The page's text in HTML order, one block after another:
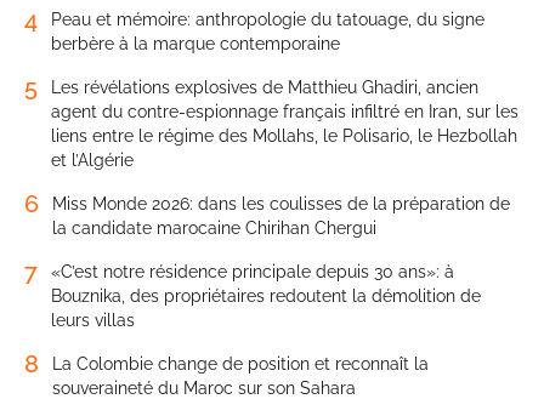
4
Peau et mémoire: anthropologie du tatouage, du signe
berbère à la marque contemporaine
5
Les révélations explosives de Matthieu Ghadiri, ancien
agent du contre-espionnage français infiltré en Iran, sur les
liens entre le régime des Mollahs, le Polisario, le Hezbollah
et l’Algérie
6
Miss Monde 2026: dans les coulisses de la préparation de
la candidate marocaine Chirihan Chergui
7
«C’est notre résidence principale depuis 30 ans»: à
Bouznika, des propriétaires redoutent la démolition de
leurs villas
8
La Colombie change de position et reconnaît la
souveraineté du Maroc sur son Sahara